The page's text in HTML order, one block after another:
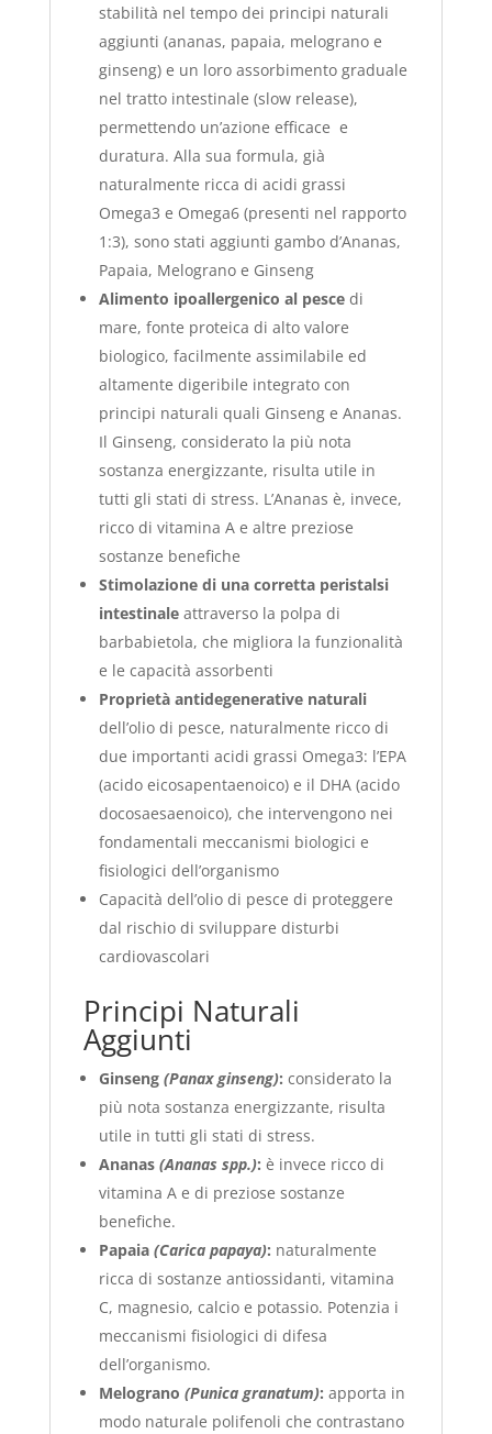
stabilità nel tempo dei principi naturali
aggiunti (ananas, papaia, melograno e
ginseng) e un loro assorbimento graduale
nel tratto intestinale (slow release),
permettendo un’azione efficace e
duratura. Alla sua formula, già
naturalmente ricca di acidi grassi
Omega3 e Omega6 (presenti nel rapporto
1:3), sono stati aggiunti gambo d’Ananas,
Papaia, Melograno e Ginseng
Alimento ipoallergenico al pesce di
mare, fonte proteica di alto valore
biologico, facilmente assimilabile ed
altamente digeribile integrato con
principi naturali quali Ginseng e Ananas.
Il Ginseng, considerato la più nota
sostanza energizzante, risulta utile in
tutti gli stati di stress. L’Ananas è, invece,
ricco di vitamina A e altre preziose
sostanze benefiche
Stimolazione di una corretta peristalsi
intestinaleattraverso la polpa di
barbabietola, che migliora la funzionalità
e le capacità assorbenti
Proprietà antidegenerative naturali
dell’olio di pesce, naturalmente ricco di
due importanti acidi grassi Omega3: l’EPA
(acido eicosapentaenoico) e il DHA (acido
docosaesaenoico), che intervengono nei
fondamentali meccanismi biologici e
fisiologici dell’organismo
Capacità dell’olio di pesce di proteggere
dal rischio di sviluppare disturbi
cardiovascolari
Principi Naturali
Aggiunti
Ginseng (Panax ginseng): considerato la
più nota sostanza energizzante, risulta
utile in tutti gli stati di stress.
Ananas (Ananas spp.): è invece ricco di
vitamina A e di preziose sostanze
benefiche.
Papaia (Carica papaya): naturalmente
ricca di sostanze antiossidanti, vitamina
C, magnesio, calcio e potassio. Potenzia i
meccanismi fisiologici di difesa
dell’organismo.
Melograno (Punica granatum): apporta in
modo naturale polifenoli che contrastano